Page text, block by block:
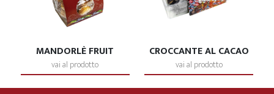
MANDORLÈ FRUIT
vai al prodotto
CROCCANTE AL CACAO
vai al prodotto